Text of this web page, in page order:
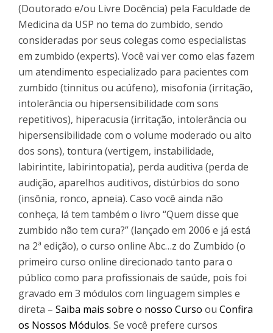
(Doutorado e/ou Livre Docência) pela Faculdade de
Medicina da USP no tema do zumbido, sendo
consideradas por seus colegas como especialistas
em zumbido (experts). Você vai ver como elas fazem
um atendimento especializado para pacientes com
zumbido (tinnitus ou acúfeno), misofonia (irritação,
intolerância ou hipersensibilidade com sons
repetitivos), hiperacusia (irritação, intolerância ou
hipersensibilidade com o volume moderado ou alto
dos sons), tontura (vertigem, instabilidade,
labirintite, labirintopatia), perda auditiva (perda de
audição, aparelhos auditivos, distúrbios do sono
(insônia, ronco, apneia). Caso você ainda não
conheça, lá tem também o livro “Quem disse que
zumbido não tem cura?” (lançado em 2006 e já está
na 2ª edição), o curso online Abc…z do Zumbido (o
primeiro curso online direcionado tanto para o
público como para profissionais de saúde, pois foi
gravado em 3 módulos com linguagem simples e
direta – Saiba mais sobre o nosso Curso ou Confira
os Nossos Módulos. Se você prefere cursos